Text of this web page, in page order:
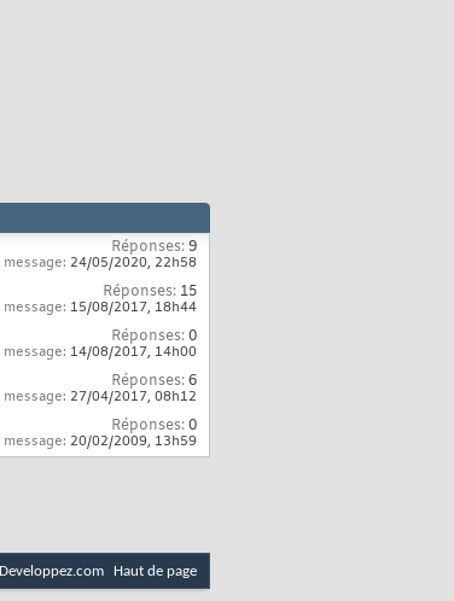
Réponses:9
24/05/2020, 22h58
Réponses: 15
15/08/2017, 18h44
Réponses:0
14/08/2017, 14h00
Réponses:6
27/04/2017, 08h12
Réponses:0
20/02/2009, 13h59
Developpez.com Haut de page